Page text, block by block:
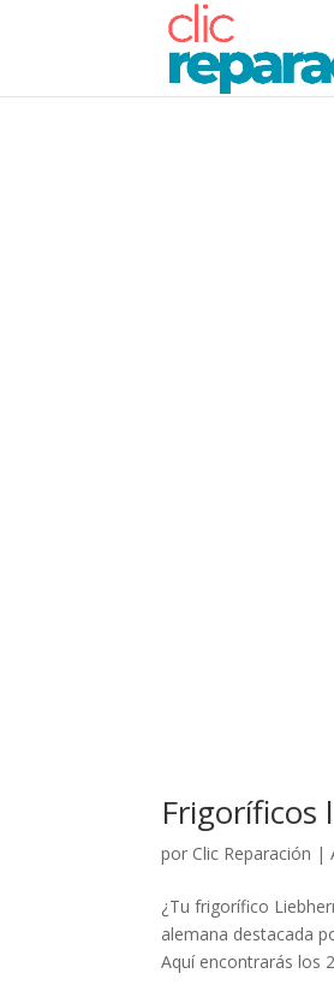
Frigoríficos
por Clic Reparación |
¿Tu frigorífico
alemana destacada
Aquí encontrarás los